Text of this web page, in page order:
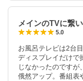
メインのTVに繋
5.0
お風呂テレビは2台
ディスプレイだけで
じなかったのです
俄然アップ。番組表